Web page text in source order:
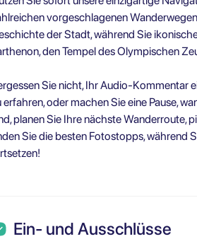
vorgeschlagenen
der Stadt, während Sie
den Tempel des Olympischen
Sie nicht, Ihr Audio-Kommentar
erfahren, oder machen Sie eine Pause,
planen Sie Ihre nächste Wanderroute,
Sie die besten Fotostopps, während
Ein- und Ausschlüsse